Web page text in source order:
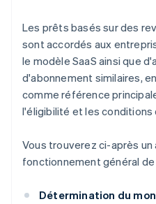
Les prêts basés sur des
sont accordés aux
le modèle SaaS ainsi que
d'abonnement similaires,
comme référence
l'éligibilité et les conditions
Vous trouverez ci-après
fonctionnement général
Détermination du